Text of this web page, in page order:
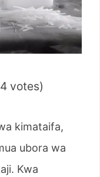
votes)
kimataifa,
ubora wa
Kwa